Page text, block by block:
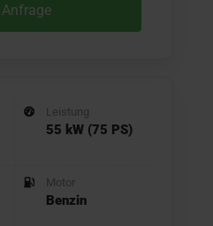
Anfrage
Leistung
55 kW (75 PS)
Motor
Benzin